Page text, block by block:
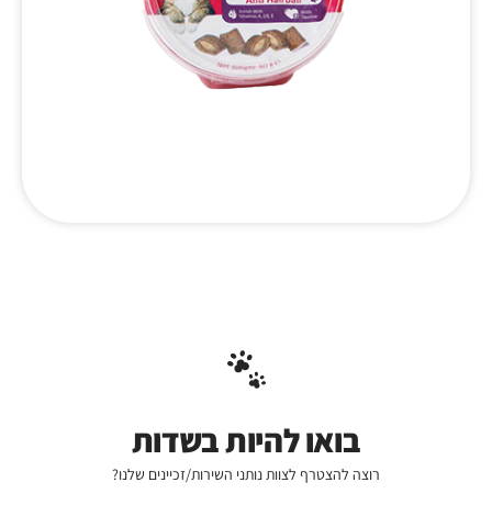
בואו להיות בשדות
רוצה להצטרף לצוות נותני השירות/זכיינים שלנו?